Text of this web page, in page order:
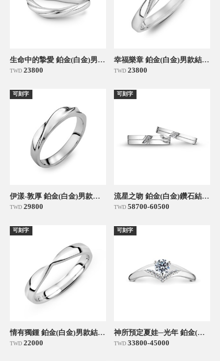
生命中的摯愛 鉑金(白金)男款結婚戒指
TWD 23800
幸福樂章 鉑金(白金)男款結婚對戒
TWD 23800
可刻字
伊漾-敦厚 鉑金(白金)男款結婚對戒
TWD 29800
可刻字
流星之吻 鉑金(白金)鑽石結婚對戒
TWD 58700-60500
可刻字
情有獨鍾 鉑金(白金)男款結婚對戒
TWD 22000
可刻字
神所預定夏娃─光年 鉑金(白金)30分求婚訂婚鑽戒
TWD 33800-45000